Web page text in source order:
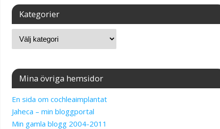
Kategorier
Mina övriga hemsidor
En sida om cochleaimplantat
Jaheca – min bloggportal
Min gamla blogg 2004-2011